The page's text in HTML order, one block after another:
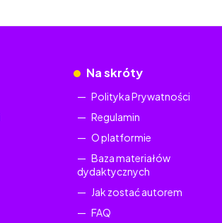
Na skróty
Polityka Prywatności
Regulamin
O platformie
Baza materiałów
dydaktycznych
Jak zostać autorem
FAQ